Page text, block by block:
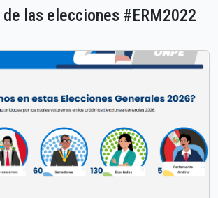
las elecciones #ERM2022